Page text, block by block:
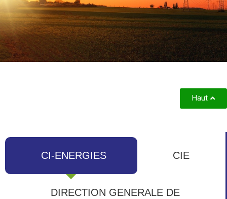
CI-ENERGIES CIE
DIRECTION GENERALE DE
Haut